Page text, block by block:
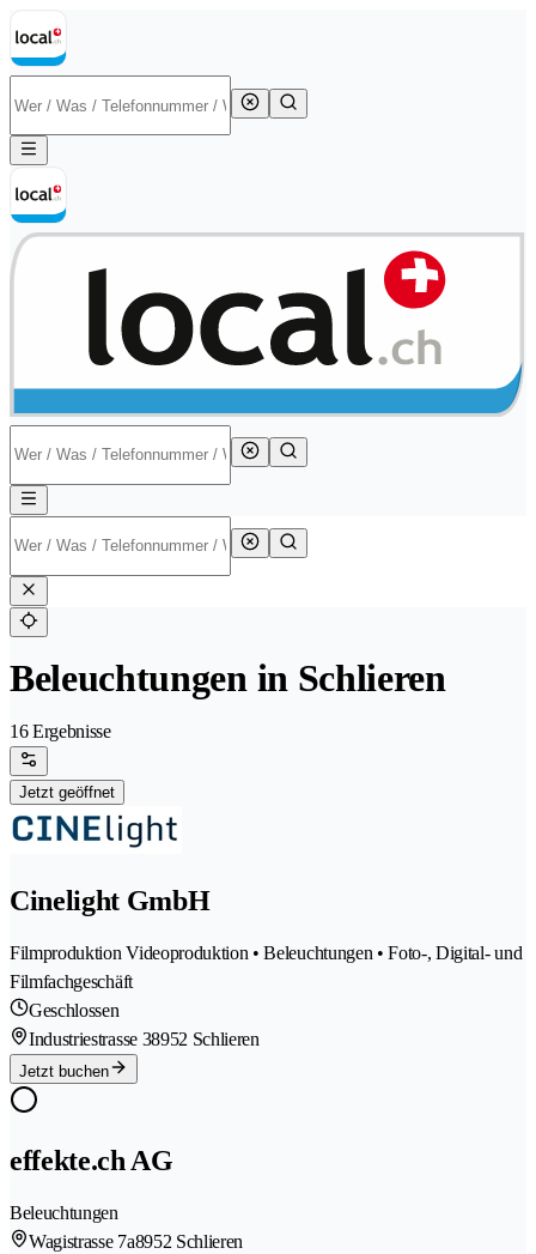
Beleuchtungen in Schlieren
16 Ergebnisse
Jetzt geöffnet
Cinelight GmbH
Filmproduktion Videoproduktion • Beleuchtungen • Foto-, Digital- und
Filmfachgeschäft
Geschlossen
Industriestrasse 38952 Schlieren
Jetzt buchen
effekte.ch AG
Beleuchtungen
Wagistrasse 7a8952 Schlieren